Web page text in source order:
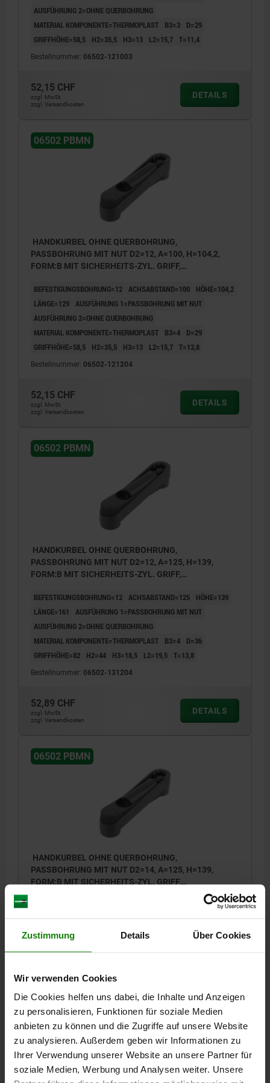
Zustimmung Details Über Cookies
Wir verwenden Cookies
Die Cookies helfen uns dabei, die Inhalte und Anzeigen
zu personalisieren, Funktionen für soziale Medien
anbieten zu können und die Zugriffe auf unsere Website
zu analysieren. Außerdem geben wir Informationen zu
Ihrer Verwendung unserer Website an unsere Partner für
soziale Medien, Werbung und Analysen weiter. Unsere
AUSFÜHRUNG 2=OHNE QUERBOHRUNG
MATERIAL KOMPONENTE=THERMOPLAST
B3=3
D=29
GRIFFHÖHE=58,5
H2=35,5 H3=13 L2=15,7 T=11,4
Bestellnummer: 06502-121003
52,15 CHF
zzgl. MwSt.
zzgl. Versandkosten
DETAILS
06502 PBMN
HANDKURBEL OHNE QUERBOHRUNG,
PASSBOHRUNG MIT NUT D2=12, A=100, H=104,2,
FORM:B MIT SICHERHEITS-ZYL. GRIFF,
KOMP:THERMOPLAST SCHWARZGRAU
BEFESTIGUNGSBOHRUNG=12 ACHSABSTAND=100
HÖHE=104,2
LÄNGE=129 AUSFÜHRUNG 1=PASSBOHRUNG MIT NUT
AUSFÜHRUNG 2=OHNE QUERBOHRUNG
MATERIAL KOMPONENTE=THERMOPLAST
B3=4
D=29
GRIFFHÖHE=58,5
H2=35,5 H3=13 L2=15,7 T=13,8
Bestellnummer: 06502-121204
52,15 CHF
zzgl. MwSt.
zzgl. Versandkosten
DETAILS
06502 PBMN
HANDKURBEL OHNE QUERBOHRUNG,
PASSBOHRUNG MIT NUT D2=12, A=125, H=139,
FORM:B MIT SICHERHEITS-ZYL. GRIFF,
KOMP:THERMOPLAST SCHWARZGRAU
BEFESTIGUNGSBOHRUNG=12 ACHSABSTAND=125
HÖHE=139
LÄNGE=161
AUSFÜHRUNG 1=PASSBOHRUNG MIT NUT
AUSFÜHRUNG 2=OHNE QUERBOHRUNG
MATERIAL KOMPONENTE=THERMOPLAST
B3=4
D=36
GRIFFHÖHE=82
H2=44 H3=18,5 L2=19,5 T=13,8
Bestellnummer: 06502-131204
52,89 CHF
zzgl. MwSt.
zzgl. Versandkosten
DETAILS
06502 PBMN
HANDKURBEL OHNE QUERBOHRUNG,
PASSBOHRUNG MIT NUT D2=14, A=125, H=139,
FORM:B MIT SICHERHEITS-ZYL. GRIFF,
HÖHE=139
AUSFÜHRUNG 2=OHNE QUERBOHRUNG
Bestellnummer:06502-131405
52,89 CHF
zzgl. Versandkosten
06502 PBMN